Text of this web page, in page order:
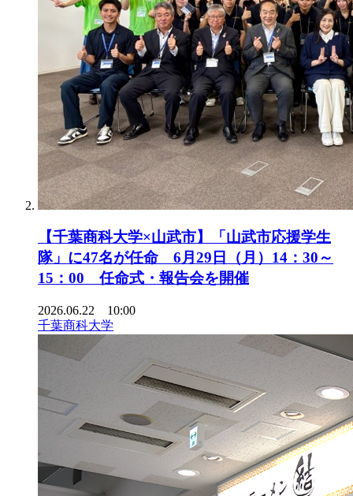
【千葉商科大学×山武市】「山武市応援学生
隊」に47名が任命 6月29日（月）14：30～
15：00 任命式・報告会を開催
2026.06.22 10:00
千葉商科大学